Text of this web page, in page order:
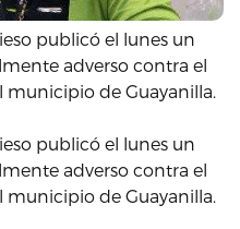
publicó el lunes un
adverso contra el
de Guayanilla.
publicó el lunes un
adverso contra el
de Guayanilla.